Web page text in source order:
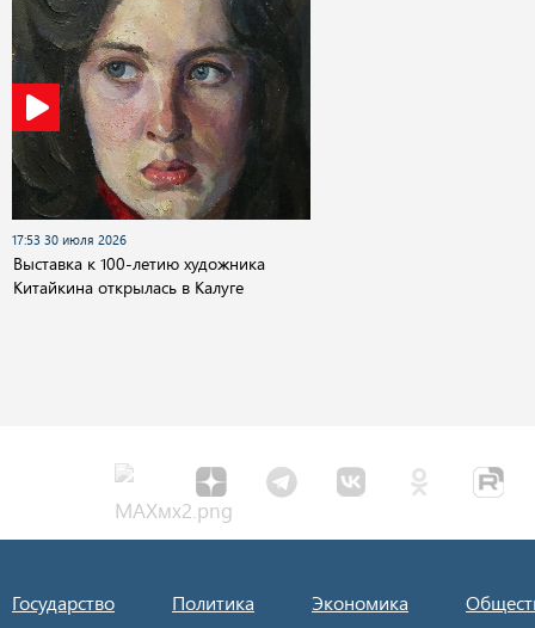
17:53 30 июля 2026
Выставка к 100-летию художника
Китайкина открылась в Калуге
Государство Политика Экономика